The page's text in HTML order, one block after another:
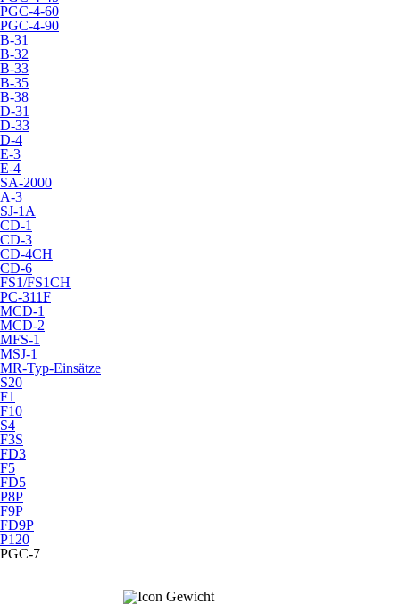
PGC-4-60
PGC-4-90
B-31
B-32
B-33
B-35
B-38
D-31
D-33
D-4
E-3
E-4
SA-2000
A-3
SJ-1A
CD-1
CD-3
CD-4CH
CD-6
FS1/FS1CH
PC-311F
MCD-1
MCD-2
MFS-1
MSJ-1
MR-Typ-Einsätze
S20
F1
F10
S4
F3S
FD3
F5
FD5
P8P
F9P
FD9P
P120
PGC-7